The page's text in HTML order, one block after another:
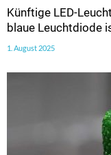
Künftige LED-
blaue Leuchtdiode
1. August 2025